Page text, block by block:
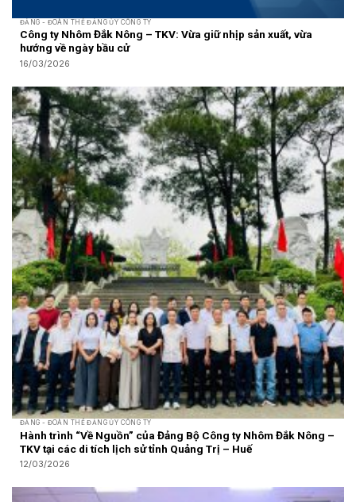
ĐẢNG - ĐOÀN THỂ ĐẢNG ỦY CÔNG TY
Công ty Nhôm Đắk Nông – TKV: Vừa giữ nhịp sản xuất, vừa
hướng về ngày bầu cử
16/03/2026
ĐẢNG - ĐOÀN THỂ ĐẢNG ỦY CÔNG TY
Hành trình “Về Nguồn” của Đảng Bộ Công ty Nhôm Đắk Nông –
TKV tại các di tích lịch sử tỉnh Quảng Trị – Huế
12/03/2026